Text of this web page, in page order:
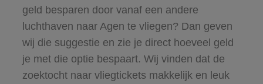
geld besparen door vanaf een andere
luchthaven naar Agen te vliegen? Dan geven
wij die suggestie en zie je direct hoeveel geld
je met die optie bespaart. Wij vinden dat de
zoektocht naar vliegtickets makkelijk en leuk